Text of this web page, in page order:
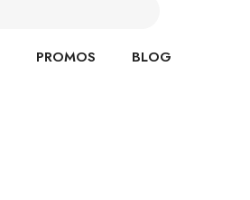
PROMOS BLOG